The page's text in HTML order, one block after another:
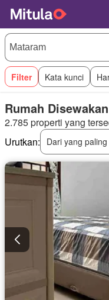
Filter Kata kunci
Rumah
2.785 properti yang
Urutkan:
Dari yang